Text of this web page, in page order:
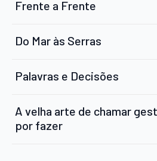
Frente a Frente
Do Mar às Serras
Palavras e Decisões
A velha arte de chamar
por fazer